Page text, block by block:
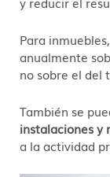
Para
anualmente
no sobre el del
También se
instalaciones y
a la actividad